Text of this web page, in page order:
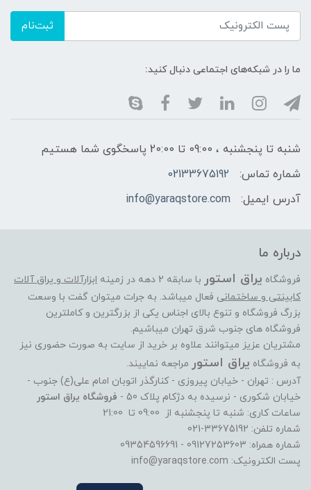
ثبت‌نام
ما را در شبکه‌های اجتماعی دنبال کنید:
شنبه تا پنجشنبه ، 09:00 تا 20:00 پاسخگوی شما هستیم
شماره تماس:
02133675192
آدرس ایمیل:
info@yaraqstore.com
درباره ما
فروشگاه یراق استور با سابقه 2 دهه در زمینه
ابزارآلات و یراق آلات
کابینتی و ساختمانی فعال میباشد. به جرات میتوان گفت با وسعت
بزرگ فروشگاه و تنوع بالای اجناس یکی از بزرگترین و کاملترین
فروشگاه های جنوب شرق تهران میباشیم.
مشتریان عزیز میتوانند علاوه بر خرید از سایت به صورت حضوری نیز
به فروشگاه یراق استور مراجعه نماییند.
آدرس : تهران - خیابان پیروزی - کنارگذر اتوبان امام علی(ع) جنوب -
خیابان شکوری - نرسیده به دژکام پلاک 50 -
فروشگاه یراق استور
ساعات کاری: شنبه تا پنجشنبه از 09:00 تا 21:00
شماره تلفن: 33675192-021
شماره همراه: 09127253603 - 09354596691
پست الکترونیک: info@yaraqstore.com